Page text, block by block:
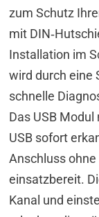
zum Schutz
mit
Installation im
wird durch eine
schnelle
Das USB
USB sofort
Anschluss
einsatzbereit.
Kanal und